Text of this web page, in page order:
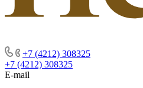
+7 (4212) 308325
+7 (4212) 308325
E-mail